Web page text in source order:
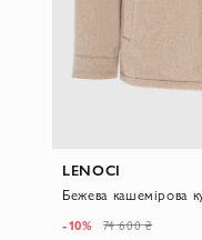
LENOCI
-10% 74 600 ₴